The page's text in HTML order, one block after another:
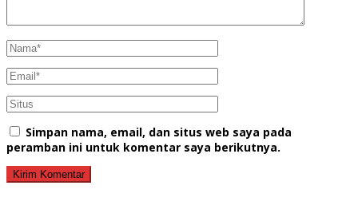
Simpan nama, email, dan situs web saya pada
peramban ini untuk komentar saya berikutnya.